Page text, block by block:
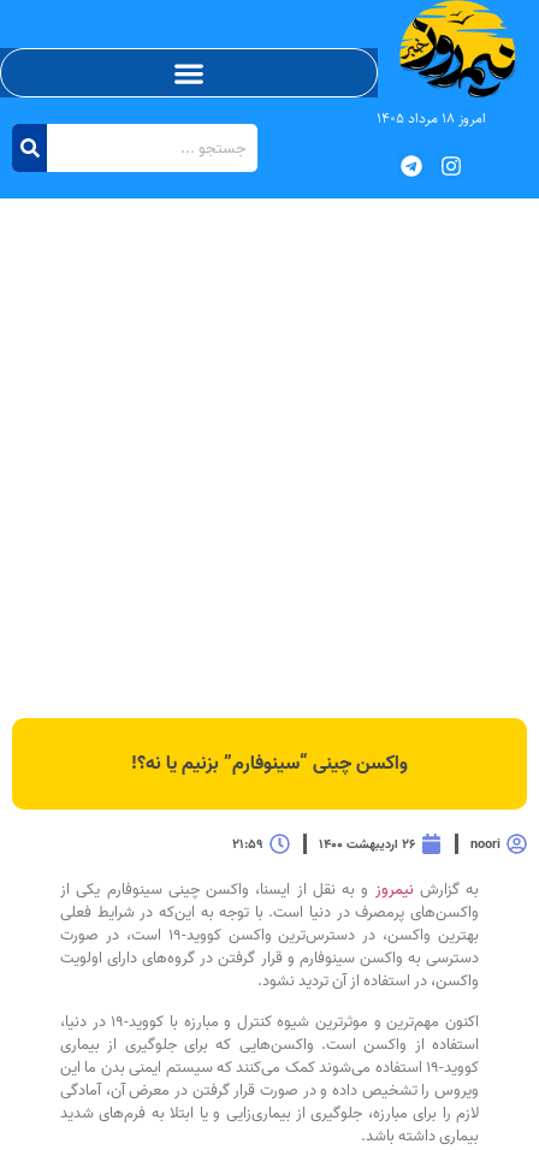
امروز ۱۸ مرداد ۱۴۰۵
واکسن چینی “سینوفارم” بزنیم یا نه؟!
noori ۲۶ اردیبهشت ۱۴۰۰ ۲۱:۵۹
به گزارش نیمروز و به نقل از ایسنا، واکسن چینی سینوفارم یکی از
واکسن‌های پرمصرف در دنیا است. با توجه به این‌که در شرایط فعلی
بهترین واکسن، در دسترس‌ترین واکسن کووید-۱۹ است، در صورت
دسترسی به واکسن سینوفارم و قرار گرفتن در گروه‌های دارای اولویت
واکسن، در استفاده از آن تردید نشود.
اکنون مهم‌ترین و موثرترین شیوه کنترل و مبارزه با کووید-۱۹ در دنیا،
استفاده از واکسن است. واکسن‌هایی که برای جلوگیری از بیماری
کووید-۱۹ استفاده می‌شوند کمک می‌کنند که سیستم ایمنی بدن ما این
ویروس را تشخیص داده و در صورت قرار گرفتن در معرض آن، آمادگی
لازم را برای مبارزه، جلوگیری از بیماری‌زایی و یا ابتلا به فرم‌های شدید
بیماری داشته باشد.